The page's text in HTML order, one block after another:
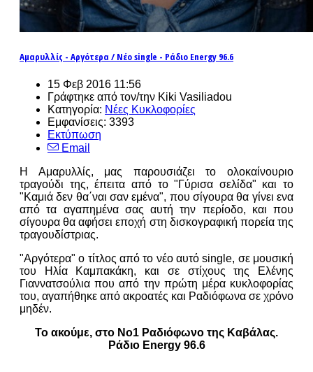
Αμαρυλλίς - Αργότερα / Νέο single - Ράδιο Energy 96.6
15 Φεβ 2016 11:56
Γράφτηκε από τον/την Kiki Vasiliadou
Κατηγορία: Νέες Κυκλοφορίες
Εμφανίσεις: 3393
Εκτύπωση
Email
Η Αμαρυλλίς, μας παρουσιάζει το ολοκαίνουριο
τραγούδι της, έπειτα από το "Γύρισα σελίδα" και το
"Καμιά δεν θα΄ναι σαν εμένα", που σίγουρα θα γίνει ενα
από τα αγαπημένα σας αυτή την περίοδο, και που
σίγουρα θα αφήσει εποχή στη δισκογραφική πορεία της
τραγουδίστριας.
"Αργότερα" ο τίτλος από το νέο αυτό single, σε μουσική
του Ηλία Καμπακάκη, και σε στίχους της Ελένης
Γιαννατσούλια που από την πρώτη μέρα κυκλοφορίας
του, αγαπήθηκε από ακροατές και Ραδιόφωνα σε χρόνο
μηδέν.
Το ακούμε, στο Νο1 Ραδιόφωνο της Καβάλας.
Ράδιο Energy 96.6